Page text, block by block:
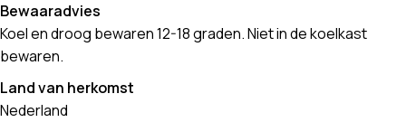
Bewaaradvies
Koel en droog bewaren 12-18 graden. Niet in de koelkast
bewaren.
Land van herkomst
Nederland